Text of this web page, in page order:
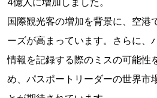
国際観光客の増加を背景に、空港
ーズが高まっています。さらに、
情報を記録する際のミスの可能性
め、パスポートリーダーの世界市